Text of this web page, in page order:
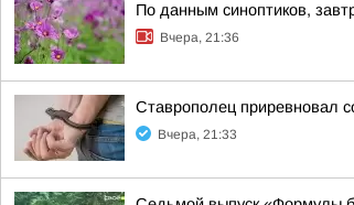
По данным синоптиков,
Вчера, 21:36
Ставрополец приревновал
Вчера, 21:33